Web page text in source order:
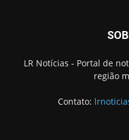
LR Notícias - Portal de
região
Contato: